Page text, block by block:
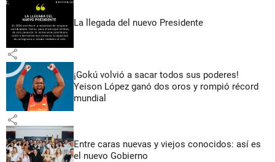
La llegada del nuevo Presidente
share
¡Gokú volvió a sacar todos sus poderes!
Yeison López ganó dos oros y rompió récord
mundial
share
Entre caras nuevas y viejos conocidos: así es
el nuevo Gobierno